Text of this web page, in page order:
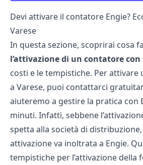
Devi attivare il contatore Engie?
Varese
In questa sezione, scoprirai cosa
l’attivazione di un contatore con
costi e le tempistiche. Per attivare
a Varese, puoi contattarci
aiuteremo a gestire la pratica con
minuti. Infatti, sebbene
spetta alla società di
attivazione va inoltrata a Engie.
tempistiche per l’attivazione della